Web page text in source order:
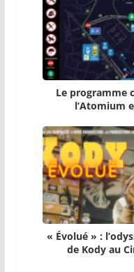
Le programme
l’Atomium
« Évolué » :
de Kody au